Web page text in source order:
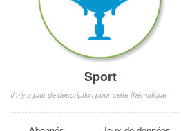
Sport
Il n'y a pas de description pour cette thématique